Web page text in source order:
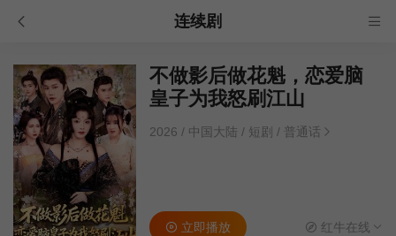
连续剧
不做影后做花魁，恋爱脑
皇子为我怒刷江山
2026 / 中国大陆 / 短剧 / 普通话
立即播放 红牛在线